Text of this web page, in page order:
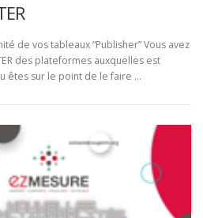
de vos tableaux “Publisher” Vous avez
des plateformes auxquelles est
êtes sur le point de le faire …